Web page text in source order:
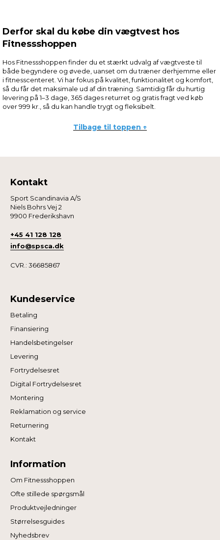
Derfor skal du købe din vægtvest hos
Fitnessshoppen
Hos Fitnessshoppen finder du et stærkt udvalg af vægtveste til
både begyndere og øvede, uanset om du træner derhjemme eller
i fitnesscenteret. Vi har fokus på kvalitet, funktionalitet og komfort,
så du får det maksimale ud af din træning. Samtidig får du hurtig
levering på 1–3 dage, 365 dages returret og gratis fragt ved køb
over 999 kr., så du kan handle trygt og fleksibelt.
Tilbage til toppen ↑
Kontakt
Sport Scandinavia A/S
Niels Bohrs Vej 2
9900 Frederikshavn
+45 41 128 128
info@spsca.dk
CVR.: 36685867
Kundeservice
Betaling
Finansiering
Handelsbetingelser
Levering
Fortrydelsesret
Digital Fortrydelsesret
Montering
Reklamation og service
Returnering
Kontakt
Information
Om Fitnessshoppen
Ofte stillede spørgsmål
Produktvejledninger
Størrelsesguides
Nyhedsbrev